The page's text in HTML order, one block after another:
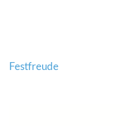
Beitragsnavigation
Festfreude